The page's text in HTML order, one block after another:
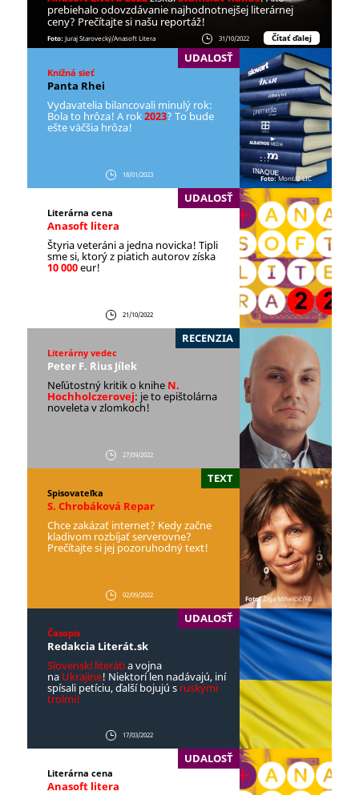
prebiehalo odovzdávanie najhodnotnejšej literárnej
ceny? Prečítajte si našu reportáž!
31/10/2022 Čítať ďalej
Foto: Juraj Starovecký/Anasoft Litera
UDALOSŤ
Knižná sieť
Panta Rhei
Vydavatelia bilancovali minulý rok:
Bola to hrôza! A rok2023? To bude
ešte väčšia hrôza!
18/01/2023 Foto:Montáž LIC
UDALOSŤ
Literárna cena
Anasoft litera
Štyria veteráni a jedna novicka! Tipli
sme si, ktorý z piatich autorov získa
10 000eur!
21/10/2022
RECENZIA
Literárny vedec
Peter F. ´Rius Jílek
Neľútostný kritik o knihe N.
Hochholczerovej: je to epištolárna
noveleta v zlomkoch!
27/09/2022
TEXT
Spisovateľka
S. Chrobáková Repar
Chce zakázať internet? Kedy začne
kladivom rozbíjať serverovne?
Prečítajte si jej pozoruhodný text!
02/09/2022 Foto:Žiga Mihelčič/FB
UDALOSŤ
Časopis
Redakcia Literát.sk
Slovenskí literátia vojna
na Ukrajine! Niektorí len nadávajú, iní
spísali petíciu, ďalší bojujú s ruskými
trolmi!
17/03/2022
UDALOSŤ
Literárna cena
Anasoft litera